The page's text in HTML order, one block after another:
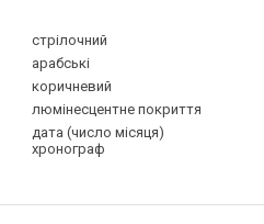
стрілочний
арабські
коричневий
люмінесцентне покриття
дата (число місяця)
хронограф